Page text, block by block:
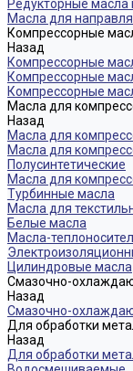
Редукторные масла
Масла для
Компрессорные
Назад
Компрессорные
Компрессорные
Компрессорные
Масла для
Назад
Масла для
Масла для
Полусинтетические
Масла для
Турбинные масла
Масла для
Белые масла
Масла-
Цилиндровые масла
Смазочно-
Назад
Смазочно-
Для обработки
Назад
Для обработки